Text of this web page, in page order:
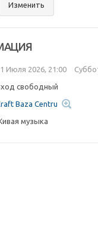
Изменить
Июля 2026, 21:00
свободный
Baza Centru
музыка